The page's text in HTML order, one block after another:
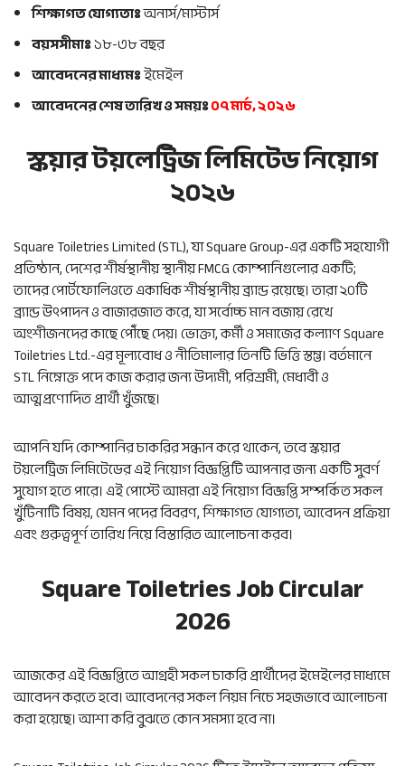
শিক্ষাগত যোগ্যতাঃঅনার্স/মাস্টার্স
বয়সসীমাঃ১৮-৩৮ বছর
আবেদনের মাধ্যমঃইমেইল
আবেদনের শেষ তারিখ ও সময়ঃ০৭ মার্চ, ২০২৬
স্কয়ার টয়লেট্রিজ লিমিটেড নিয়োগ
২০২৬
Square Toiletries Limited (STL), যা Square Group-এর একটি সহযোগী
প্রতিষ্ঠান, দেশের শীর্ষস্থানীয় স্থানীয় FMCG কোম্পানিগুলোর একটি;
তাদের পোর্টফোলিওতে একাধিক শীর্ষস্থানীয় ব্র্যান্ড রয়েছে। তারা ২০টি
ব্র্যান্ড উৎপাদন ও বাজারজাত করে, যা সর্বোচ্চ মান বজায় রেখে
অংশীজনদের কাছে পৌঁছে দেয়। ভোক্তা, কর্মী ও সমাজের কল্যাণ Square
Toiletries Ltd.-এর মূল্যবোধ ও নীতিমালার তিনটি ভিত্তি স্তম্ভ। বর্তমানে
STL নিম্নোক্ত পদে কাজ করার জন্য উদ্যমী, পরিশ্রমী, মেধাবী ও
আত্মপ্রণোদিত প্রার্থী খুঁজছে।
আপনি যদি কোম্পানির চাকরির সন্ধান করে থাকেন, তবে স্কয়ার
টয়লেট্রিজ লিমিটেডের এই নিয়োগ বিজ্ঞপ্তিটি আপনার জন্য একটি সুবর্ণ
সুযোগ হতে পারে। এই পোস্টে আমরা এই নিয়োগ বিজ্ঞপ্তি সম্পর্কিত সকল
খুঁটিনাটি বিষয়, যেমন পদের বিবরণ, শিক্ষাগত যোগ্যতা, আবেদন প্রক্রিয়া
এবং গুরুত্বপূর্ণ তারিখ নিয়ে বিস্তারিত আলোচনা করব।
Square Toiletries Job Circular
2026
আজকের এই বিজ্ঞপ্তিতে আগ্রহী সকল চাকরি প্রার্থীদের ইমেইলের মাধ্যমে
আবেদন করতে হবে। আবেদনের সকল নিয়ম নিচে সহজভাবে আলোচনা
করা হয়েছে। আশা করি বুঝতে কোন সমস্যা হবে না।